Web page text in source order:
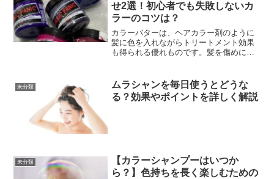
せ2選！初心者でも失敗しないカ
ラーのコツは？
カラーバターは、ヘアカラー剤のように
髪に色を入れながらトリートメント効果
も得られる優れものです。髪を傷めにく
ます。この記事では、カラーバター おす
すめ 組み合わせを中心...
未分類
ムラシャンを毎日使うとどうな
る？効果やポイントを詳しく解説
未分類
【カラーシャンプーはいつか
ら？】色持ちを長く楽しむための